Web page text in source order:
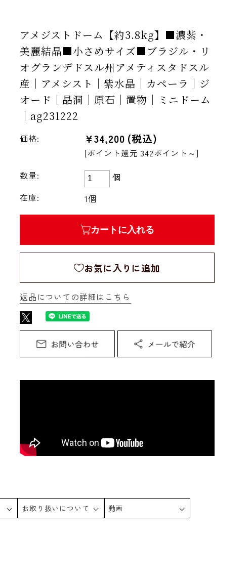
アメジストドーム【約3.8kg】■濃紫・
美麗結晶■小さめサイズ■ブラジル・リ
オグランデドスル州アメティスタドスル
産｜アメシスト｜紫水晶｜カペーラ｜ジ
オード｜晶洞｜原石｜置物｜ミニドーム
｜ag231222
価格: ¥34,200 (税込)
[ポイント還元 342ポイント～]
数量:
個
在庫:
1個
カートに入れる
お気に入りに追加
返品についての詳細はこちら
お取り扱いについて
動画